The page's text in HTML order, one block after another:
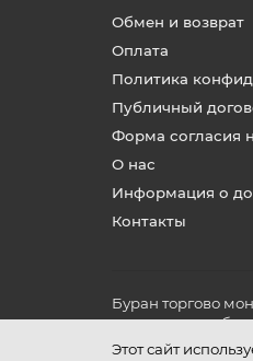
Этот сайт
Обмен и возврат
Оплата
Политика
Публичный
Форма согласия
О нас
Информация о
Контакты
Буран торгово
не является
и условиях его